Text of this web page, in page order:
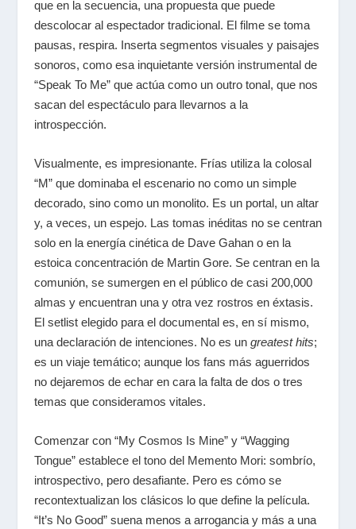
que en la secuencia, una propuesta que puede
descolocar al espectador tradicional. El filme se toma
pausas, respira. Inserta segmentos visuales y paisajes
sonoros, como esa inquietante versión instrumental de
“Speak To Me” que actúa como un outro tonal, que nos
sacan del espectáculo para llevarnos a la
introspección.
Visualmente, es impresionante. Frías utiliza la colosal
“M” que dominaba el escenario no como un simple
decorado, sino como un monolito. Es un portal, un altar
y, a veces, un espejo. Las tomas inéditas no se centran
solo en la energía cinética de Dave Gahan o en la
estoica concentración de Martin Gore. Se centran en la
comunión, se sumergen en el público de casi 200,000
almas y encuentran una y otra vez rostros en éxtasis.
El setlist elegido para el documental es, en sí mismo,
una declaración de intenciones. No es un greatest hits;
es un viaje temático; aunque los fans más aguerridos
no dejaremos de echar en cara la falta de dos o tres
temas que consideramos vitales.
Comenzar con “My Cosmos Is Mine” y “Wagging
Tongue” establece el tono del Memento Mori: sombrío,
introspectivo, pero desafiante. Pero es cómo se
recontextualizan los clásicos lo que define la película.
“It’s No Good” suena menos a arrogancia y más a una